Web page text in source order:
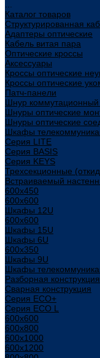
Каталог товаров
Структурированная
Адаптеры оптические
Кабель витая пара
Оптические кроссы
Аксессуары
Кроссы оптические
Кроссы оптические
Патч-панели
Шнур
Шнуры оптические
Шнуры оптические
Шкафы
Cерия LITE
Cерия BASIS
Cерия KEYS
Трехсекционные
Встраиваемый
600x450
600x600
Шкафы 12U
600x600
Шкафы 15U
Шкафы 6U
600x350
Шкафы 9U
Шкафы
Разборная конструкция
Сварная конструкция
Серия ECO+
Серия ECO L
600x600
600x800
600х1000
600х1200